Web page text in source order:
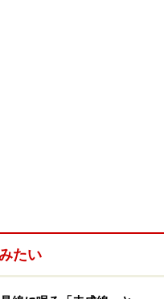
にはカギがかかり、プ
には次のような名前が
なります。
たい